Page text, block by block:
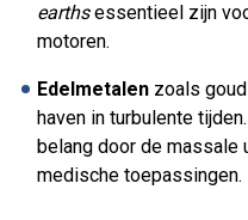
earthsessentieel zijn
motoren.
Edelmetalenzoals goud
haven in turbulente
belang door de massale
medische toepassingen.